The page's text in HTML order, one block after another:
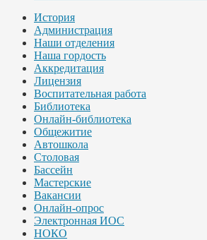
История
Администрация
Наши отделения
Наша гордость
Аккредитация
Лицензия
Воспитательная работа
Библиотека
Онлайн-библиотека
Общежитие
Автошкола
Столовая
Бассейн
Мастерские
Вакансии
Онлайн-опрос
Электронная ИОС
НОКО